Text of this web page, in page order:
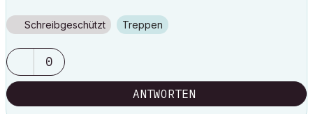
Schreibgeschützt Treppen
0
ANTWORTEN